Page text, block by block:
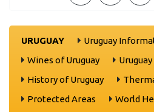
URUGUAY
Uruguay
Wines of Uruguay
History of Uruguay
Protected Areas
World